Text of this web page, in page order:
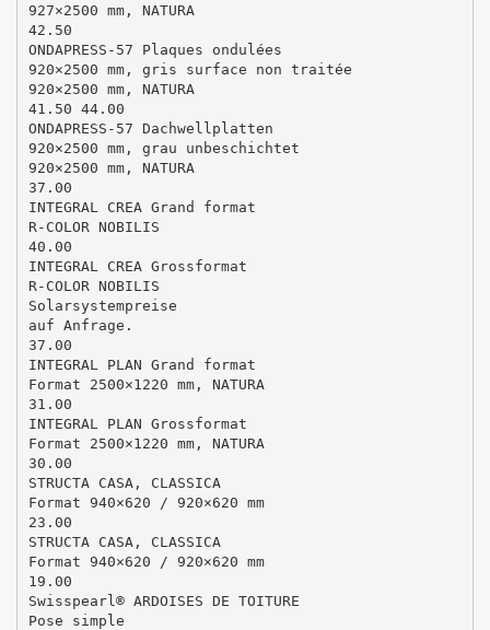
927×2500 mm, NATURA
42.50
ONDAPRESS-57 Plaques ondulées
920×2500 mm, gris surface non traitée
920×2500 mm, NATURA
41.50 44.00
ONDAPRESS-57 Dachwellplatten
920×2500 mm, grau unbeschichtet
920×2500 mm, NATURA
37.00
INTEGRAL CREA Grand format
R-COLOR NOBILIS
40.00
INTEGRAL CREA Grossformat
R-COLOR NOBILIS
Solarsystempreise
auf Anfrage.
37.00
INTEGRAL PLAN Grand format
Format 2500×1220 mm, NATURA
31.00
INTEGRAL PLAN Grossformat
Format 2500×1220 mm, NATURA
30.00
STRUCTA CASA, CLASSICA
Format 940×620 / 920×620 mm
23.00
STRUCTA CASA, CLASSICA
Format 940×620 / 920×620 mm
19.00
Swisspearl® ARDOISES DE TOITURE
Pose simple